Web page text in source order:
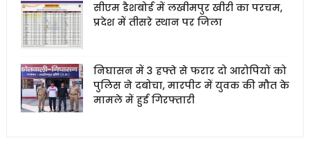
सीएम डैशबोर्ड में लखीमपुर खीरी का परचम,
प्रदेश में तीसरे स्थान पर जिला
निघासन में 3 हफ्ते से फरार दो आरोपियों को
पुलिस ने दबोचा, मारपीट में युवक की मौत के
मामले में हुई गिरफ्तारी